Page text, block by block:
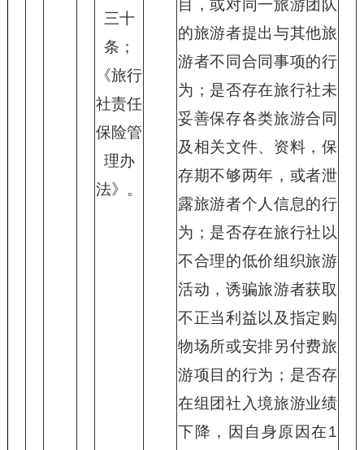
三十
条；
《旅行
社责任
保险管
理办
法》。
目，或对同一旅游团队
的旅游者提出与其他旅
游者不同合同事项的行
为；是否存在旅行社未
妥善保存各类旅游合同
及相关文件、资料，保
存期不够两年，或者泄
露旅游者个人信息的行
为；是否存在旅行社以
不合理的低价组织旅游
活动，诱骗旅游者获取
不正当利益以及指定购
物场所或安排另付费旅
游项目的行为；是否存
在组团社入境旅游业绩
下降，因自身原因在1